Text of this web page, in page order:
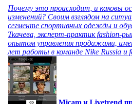
Почему это происходит, и каковы
изменений? Своим взглядом на
сегменте спортивных одежды и
Ткачева, эксперт-практик fashion-
опытом управления продажами,
лет работы в команде Nike Russia и
Micam и Livetrend